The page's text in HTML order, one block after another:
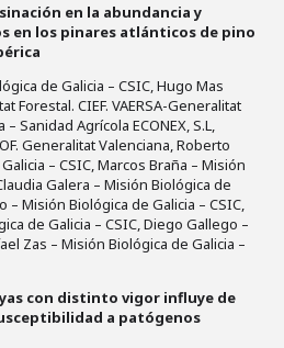
en la abundancia y
en los pinares atlánticos de pino
de Galicia – CSIC, Hugo Mas
Forestal. CIEF. VAERSA-Generalitat
Sanidad Agrícola ECONEX, S.L,
Generalitat Valenciana, Roberto
– CSIC, Marcos Braña – Misión
Galera – Misión Biológica de
– Misión Biológica de Galicia – CSIC,
de Galicia – CSIC, Diego Gallego –
Zas – Misión Biológica de Galicia –
con distinto vigor influye de
a patógenos